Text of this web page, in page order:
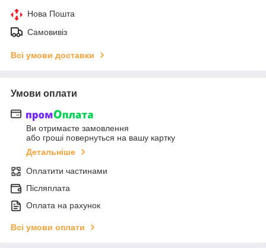
Нова Пошта
Самовивіз
Всі умови доставки
Умови оплати
Ви отримаєте замовлення
або гроші повернуться на вашу картку
Детальніше
Оплатити частинами
Післяплата
Оплата на рахунок
Всі умови оплати